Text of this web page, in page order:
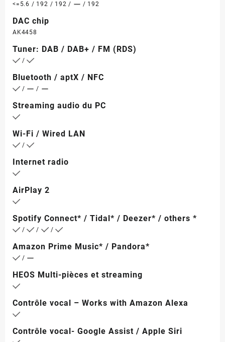
<=5.6 / 192 / 192 / / 192
DAC chip
AK4458
Tuner: DAB / DAB+ / FM (RDS)
/
Bluetooth / aptX / NFC
/ /
Streaming audio du PC
Wi-Fi / Wired LAN
/
Internet radio
AirPlay 2
Spotify Connect* / Tidal* / Deezer* / others *
/ / /
Amazon Prime Music* / Pandora*
/
HEOS Multi-pièces et streaming
Contrôle vocal – Works with Amazon Alexa
Contrôle vocal- Google Assist / Apple Siri